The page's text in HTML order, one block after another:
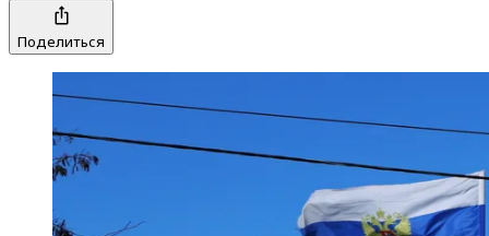
Поделиться